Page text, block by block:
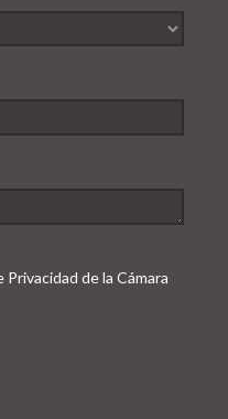
de la Cámara